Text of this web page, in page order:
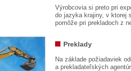
Výrobcovia si preto pri
do jazyka krajiny, v ktorej
pomôže pri prekladoch z
Preklady
Na základe požiadaviek
a prekladateľských